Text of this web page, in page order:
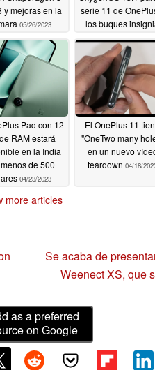
y mejoras en la
05/26/2023
serie 11 de
los buques
05/22/
Pad con 12
RAM estará
en la India
de 500
04/23/2023
El OnePlus 11
"OneTwo many
en un nuevo
teardown 04/18/
more articles
Se acaba de
Weenect XS, que
as a preferred
on Google